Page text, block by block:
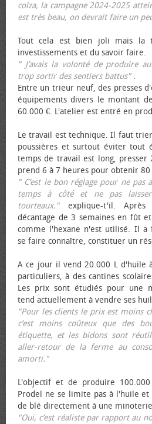
colza, la campagne 2024-2025
est très beau, on devrait faire un
Tout cela est bien joli mais la
investissements et du savoir faire.
" J’avais la volonté de produire
trop sortir des sentiers battus".
Entre un trieur neuf, des presses
équipements divers le montant
60.000 €. L'atelier est entré en
Le travail est technique. Il faut
poussières et surtout éviter tout
temps de travail est long,
prend 6 à 7 heures pour obtenir
" C’est le bon réglage pour ne pas
temps à côté et ne pas
tourteaux."explique-t'il. Après
décantage de 3 semaines en fût
comme l'hexane n'est utilisé. Il a
se faire connaître, constituer un
A ce jour il vend 20.000 L d'huile
particuliers, à des cantines
Les prix sont étudiés pour une
tend actuellement à vendre ses
"Pour les clients le prix est moins
c’est moins coûteux que des
étiquette, et les bidons sont
aller-retour de la ferme au
amorti."
L'objectif et de produire
Prodel ne se limite pas à l'huile
de blé directement à une
"Oui, c’est réaliste par rapport au